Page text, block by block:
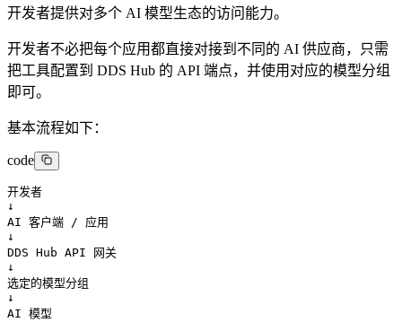
开发者提供对多个 AI 模型生态的访问能力。
开发者不必把每个应用都直接对接到不同的 AI 供应商，只需
把工具配置到 DDS Hub 的 API 端点，并使用对应的模型分组
即可。
基本流程如下：
code
开发者
↓
AI 客户端 / 应用
↓
DDS Hub API 网关
↓
选定的模型分组
↓
AI 模型